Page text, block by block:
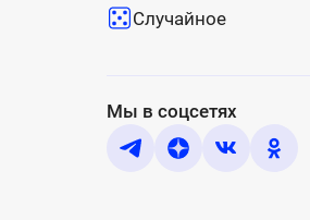
Случайное
Мы в соцсетях